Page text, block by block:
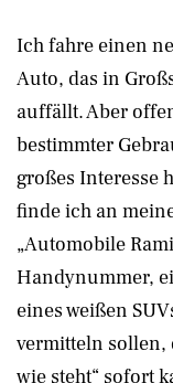
Ich fahre einen
Auto, das in
auffällt. Aber
bestimmter
großes Interesse
finde ich an
„Automobile
Handynummer,
eines weißen
vermitteln sollen,
wie steht“ sofort